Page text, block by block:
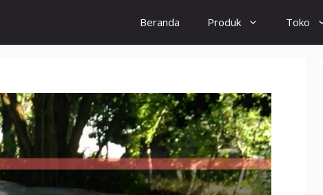
Beranda Produk Toko